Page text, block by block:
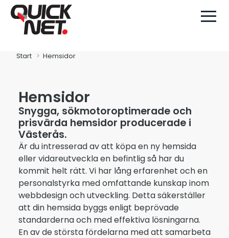
Start Hemsidor
Hemsidor
Snygga, sökmotoroptimerade och
prisvärda hemsidor producerade i
Västerås.
Är du intresserad av att köpa en ny hemsida
eller vidareutveckla en befintlig så har du
kommit helt rätt. Vi har lång erfarenhet och en
personalstyrka med omfattande kunskap inom
webbdesign och utveckling. Detta säkerställer
att din hemsida byggs enligt beprövade
standarderna och med effektiva lösningarna.
En av de största fördelarna med att samarbeta